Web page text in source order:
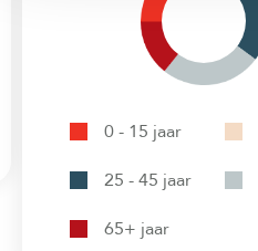
0 - 15 jaar
25 - 45 jaar
65+ jaar